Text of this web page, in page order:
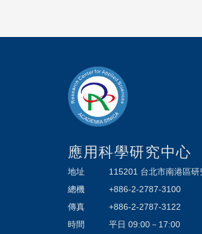
應用科學研究中心
地址
115201 台北市南港區
總機
+886-2-2787-3100
傳真
+886-2-2787-3122
時間
平日 09:00－17:00